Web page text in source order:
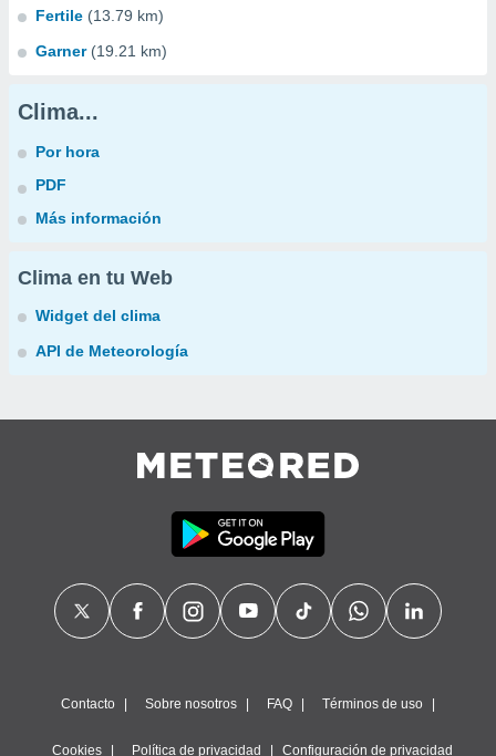
Fertile (13.79 km)
Garner (19.21 km)
Clima...
Por hora
PDF
Más información
Clima en tu Web
Widget del clima
API de Meteorología
Contacto Sobre nosotros FAQ Términos de uso
Cookies Política de privacidad Configuración de privacidad